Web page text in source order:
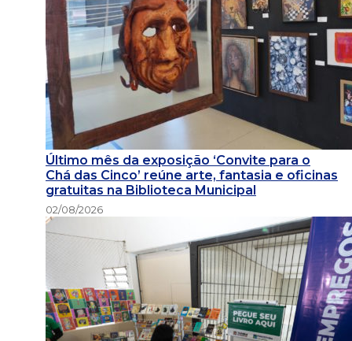
Último mês da exposição ‘Convite para o
Chá das Cinco’ reúne arte, fantasia e oficinas
gratuitas na Biblioteca Municipal
02/08/2026